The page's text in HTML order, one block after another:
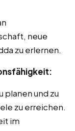
neue
zu erlernen.
planen und zu
zu erreichen.
im